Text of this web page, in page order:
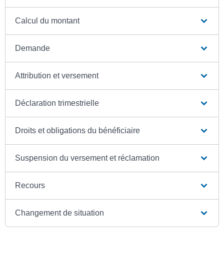
Calcul du montant
Demande
Attribution et versement
Déclaration trimestrielle
Droits et obligations du bénéficiaire
Suspension du versement et réclamation
Recours
Changement de situation